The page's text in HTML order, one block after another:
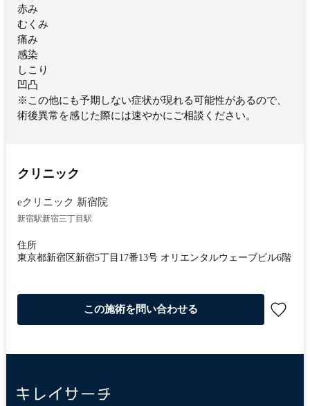
赤み
むくみ
痛み
感染
しこり
凹凸
※この他にも予期しない症状が現れる可能性があるので、
術後異常を感じた際には速やかにご相談ください。
クリニック
eクリニック 新宿院
新宿駅新宿三丁目駅
住所
東京都新宿区新宿5丁目17番13号 オリエンタルウェーブビル6階
この施術を問い合わせる